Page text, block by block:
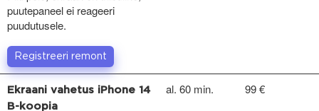
puutepaneel ei reageeri
puudutusele.
Registreeri remont
Ekraani vahetus iPhone 14
B-koopia
al. 60 min. 99 €